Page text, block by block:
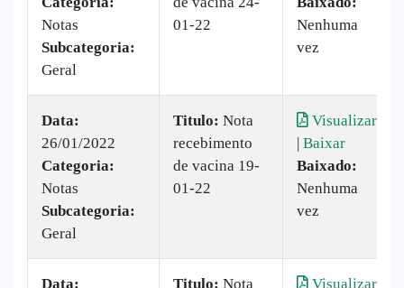
Notas
Subcategoria:
Geral
01-22
Nenhuma
vez
Data:
26/01/2022
Categoria:
Notas
Subcategoria:
Geral
Titulo: Nota
recebimento
de vacina 19-
01-22
Visualizar
| Baixar
Baixado:
Nenhuma
vez
Data:
Titulo: Nota
Visualizar